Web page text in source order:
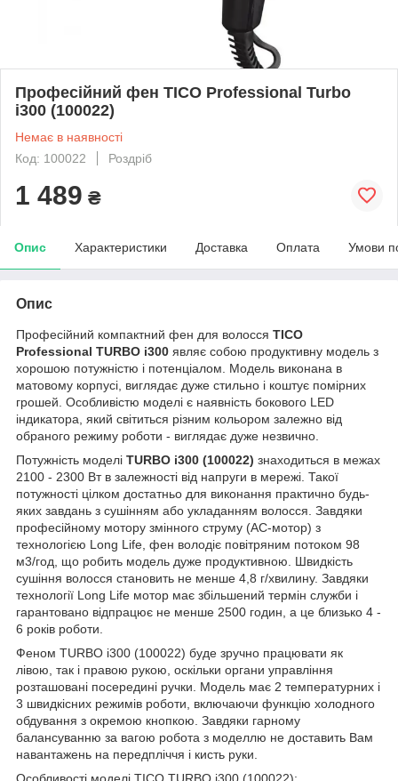
Професійний фен TICO Professional Turbo
i300 (100022)
Немає в наявності
Код: 100022
Роздріб
1 489 ₴
Опис Характеристики Доставка Оплата Умови
Опис
Професійний компактний фен для волосся TICO
Professional TURBO i300 являє собою продуктивну модель з
хорошою потужністю і потенціалом. Модель виконана в
матовому корпусі, виглядає дуже стильно і коштує помірних
грошей. Особливістю моделі є наявність бокового LED
індикатора, який світиться різним кольором залежно від
обраного режиму роботи - виглядає дуже незвично.
Потужність моделі TURBO i300 (100022) знаходиться в межах
2100 - 2300 Вт в залежності від напруги в мережі. Такої
потужності цілком достатньо для виконання практично будь-
яких завдань з сушінням або укладанням волосся. Завдяки
професійному мотору змінного струму (AC-мотор) з
технологією Long Life, фен володіє повітряним потоком 98
м3/год, що робить модель дуже продуктивною. Швидкість
сушіння волосся становить не менше 4,8 г/хвилину. Завдяки
технології Long Life мотор має збільшений термін служби і
гарантовано відпрацює не менше 2500 годин, а це близько 4 -
6 років роботи.
Феном TURBO i300 (100022) буде зручно працювати як
лівою, так і правою рукою, оскільки органи управління
розташовані посередині ручки. Модель має 2 температурних і
3 швидкісних режимів роботи, включаючи функцію холодного
обдування з окремою кнопкою. Завдяки гарному
балансуванню за вагою робота з моделлю не доставить Вам
навантажень на передпліччя і кисть руки.
Особливості моделі TICO TURBO i300 (100022):